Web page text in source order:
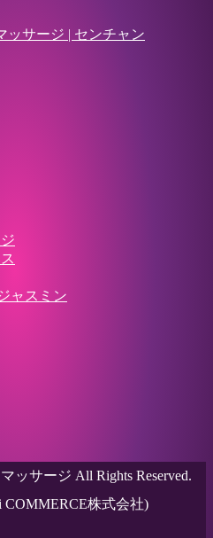
ッサージ | センチャン
ャスミン
ッサージ All Rights Reserved.
COMMERCE株式会社)